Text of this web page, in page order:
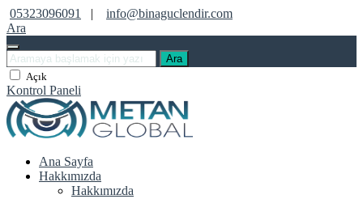
05323096091 |
info@binaguclendir.com
Ara
Ara
Açık
Kontrol Paneli
Ana Sayfa
Hakkımızda
Hakkımızda